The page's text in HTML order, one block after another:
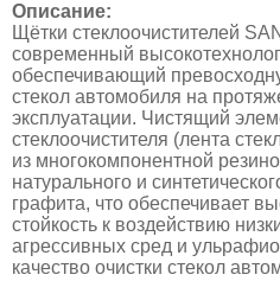
Описание:
Щётки стеклоочистителей
современный
обеспечивающий
стекол автомобиля на
эксплуатации. Чистящий
стеклоочистителя (лента
из многокомпонентной
натурального и
графита, что обеспечивает
стойкость к воздействию
агрессивных сред и
качество очистки стекол